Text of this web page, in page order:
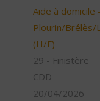
Aide à domicile
Plourin/Brélès/
(H/F)
29 - Finistère
CDD
20/04/2026